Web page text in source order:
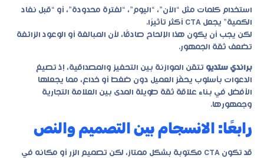
استخدام كلمات مثل “الآن”، “اليوم”، “لفترة محدودة”، أو “قبل نفاد
الكمية” يجعل CTA أكثر تأثيرًا.
لكن يجب أن يكون هذا الإلحاح صادقًا، لأن المبالغة أو الوعود الزائفة
تضعف ثقة الجمهور.
براندي ستديو تتقن الموازنة بين التحفيز والمصداقية، إذ تصيغ
الدعوات بأسلوب يحفّز العميل دون ضغط أو خداع، مما يجعلها
الأفضل في بناء علاقة ثقة طويلة المدى بين العلامة التجارية
وجمهورها.
رابعًا: الانسجام بين التصميم والنص
قد تكون CTA مكتوبة بشكل ممتاز، لكن تصميم الزر أو مكانه في